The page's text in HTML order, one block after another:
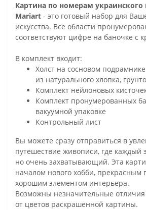
Картина по номерам украинского
Mariart - это готовый набор для
искусства. Все области
соответствуют цифре на баночке с
В комплект входит:
Холст на сосновом
из натурального хлопка,
Комплект нейлоновых
Комплект пронумерованных
вакуумной упаковке
Контрольный лист
Вы можете сразу отправиться в
путешествие живописи, где каждый
но очень захватывающий. Эта
началом нового хобби, прекрасным
хорошим элементом интерьера.
Возможны незначительные отличия
от цветов раскрашенной картины.